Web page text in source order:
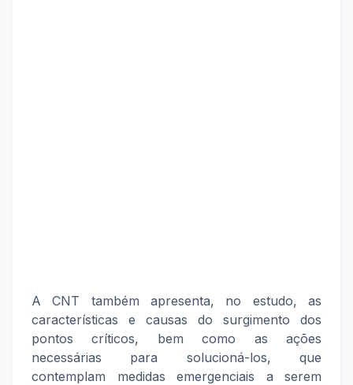
A CNT também apresenta, no estudo, as
características e causas do surgimento dos
pontos críticos, bem como as ações
necessárias para solucioná-los, que
contemplam medidas emergenciais a serem